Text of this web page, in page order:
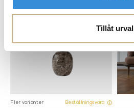
Tillåt urval
Fler varianter Beställningsvara